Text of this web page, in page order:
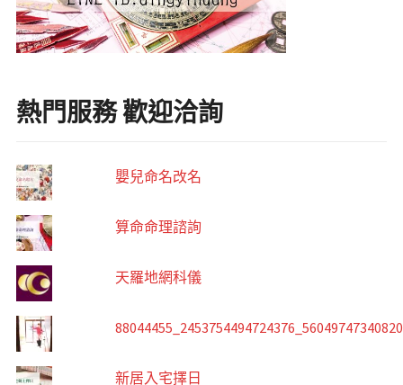
熱門服務 歡迎洽詢
嬰兒命名改名
算命命理諮詢
天羅地網科儀
新居入宅擇日